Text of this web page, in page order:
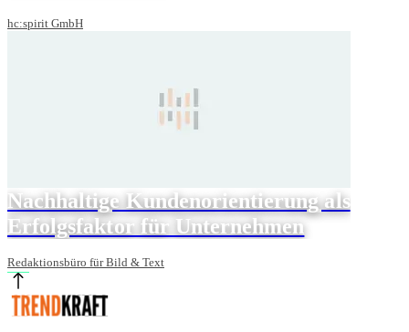
hc:spirit GmbH
Nachhaltige Kundenorientierung als
Erfolgsfaktor für Unternehmen
Redaktionsbüro für Bild & Text